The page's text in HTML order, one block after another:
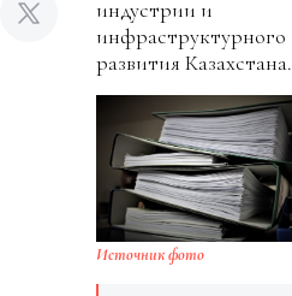
индустрии и
инфраструктурного
развития Казахстана.
Источник фото